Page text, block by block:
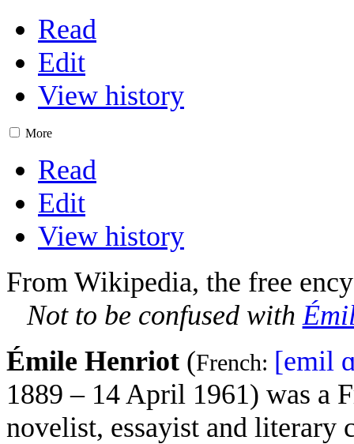
Read
Edit
View history
More
Read
Edit
View history
From Wikipedia, the free
Not to be confused with
Émile Henriot (French: [emil
1889 – 14 April 1961) was a
novelist, essayist and literary